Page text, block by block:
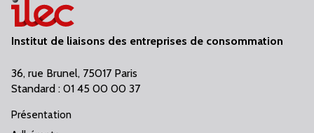
Institut de liaisons des entreprises de consommation
36, rue Brunel, 75017 Paris
Standard : 01 45 00 00 37
Présentation